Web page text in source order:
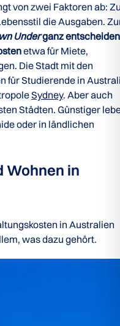
von zwei Faktoren ab:
die Ausgaben.
Underganz
etwa für Miete,
Die Stadt mit den
für Studierende in
Sydney. Aber auch
Städten. Günstiger
oder in ländlichen
Wohnen in
in Australien
was dazu gehört.